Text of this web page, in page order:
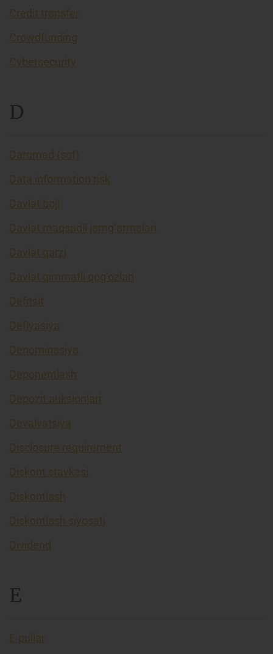
Credit transfer
Crowdfunding
Cybersecurity
D
Daromad (sof)
Data information risk
Davlat boji
Davlat maqsadli jamg’armalari
Davlat qarzi
Davlat qimmatli qog’ozlari
Defitsit
Deflyasiya
Denominasiya
Deponentlash
Depozit auksionlari
Devalvatsiya
Disclosure requirement
Diskont stavkasi
Diskontlash
Diskontlash siyosati
Dividend
E
E-pullar